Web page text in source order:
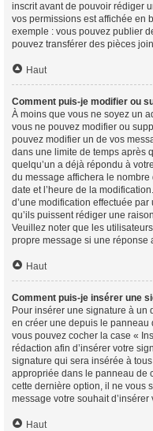
inscrit avant de pouvoir rédiger
vos permissions est affichée en
exemple : vous pouvez publier
pouvez transférer des pièces
Haut
Comment puis-je modifier ou
À moins que vous ne soyez un
vous ne pouvez modifier ou
pouvez modifier un de vos
dans une limite de temps après
quelqu’un a déjà répondu à
du message affichera le
date et l’heure de la
d’une modification effectuée
qu’ils puissent rédiger une
Veuillez noter que les
propre message si une réponse
Haut
Comment puis-je insérer une
Pour insérer une signature à un
en créer une depuis le panneau
vous pouvez cocher la case «
rédaction afin d’insérer votre
signature qui sera insérée à
appropriée dans le panneau de
cette dernière option, il ne vous
message votre souhait d’insérer
Haut